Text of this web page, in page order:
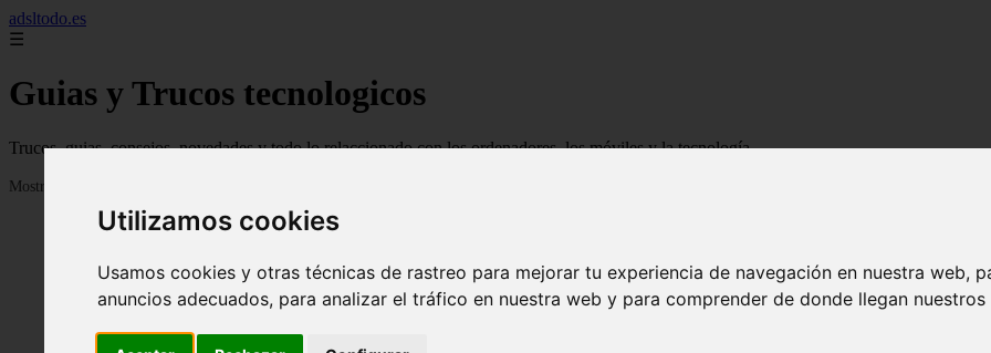
Utilizamos cookies
Usamos cookies y otras técnicas de rastreo para mejorar tu experiencia de navegación en nuestra web,
anuncios adecuados, para analizar el tráfico en nuestra web y para comprender de donde llegan
adsltodo.es
☰
Guias y Trucos tecnologicos
Trucos, guias, consejos, novedades y todo lo relaccionado con los ordenadores, los móviles y la tecnología
Mostrando 1 - 24 de 148 artículos